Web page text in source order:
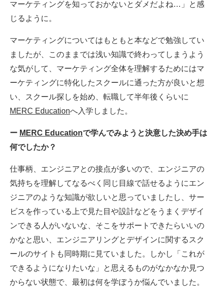
マーケティングを知っておかないとダメだよね…」と感
じるように。
マーケティングについてはもともと本などで勉強してい
ましたが、このままでは浅い知識で終わってしまうよう
な気がして、マーケティング全体を理解するためにはマ
ーケティングに特化したスクールに通った方が良いと想
い、スクール探しを始め、転職して半年後くらいに
MERC Educationへ入学しました。
ー MERC Educationで学んでみようと決意した決め手は
何でしたか？
仕事柄、エンジニアとの接点が多いので、エンジニアの
気持ちを理解してなるべく同じ目線で話せるようにエン
ジニアのような知識が欲しいと思っていましたし、サー
ビスを作っている上で見た目や設計などをうまくデザイ
ンできる人がいないな、そこをサポートできたらいいの
かなと思い、エンジニアリングとデザインに関するスク
ールのサイトも同時期に見ていました。しかし「これが
できるようになりたいな」と思えるものがなかなか見つ
からない状態で、最初は何を学ぼうか悩んでいました。